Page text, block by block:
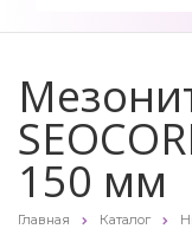
150 мм
Главная Каталог